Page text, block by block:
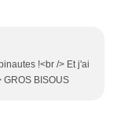
!<br /> Et j'ai
BISOUS